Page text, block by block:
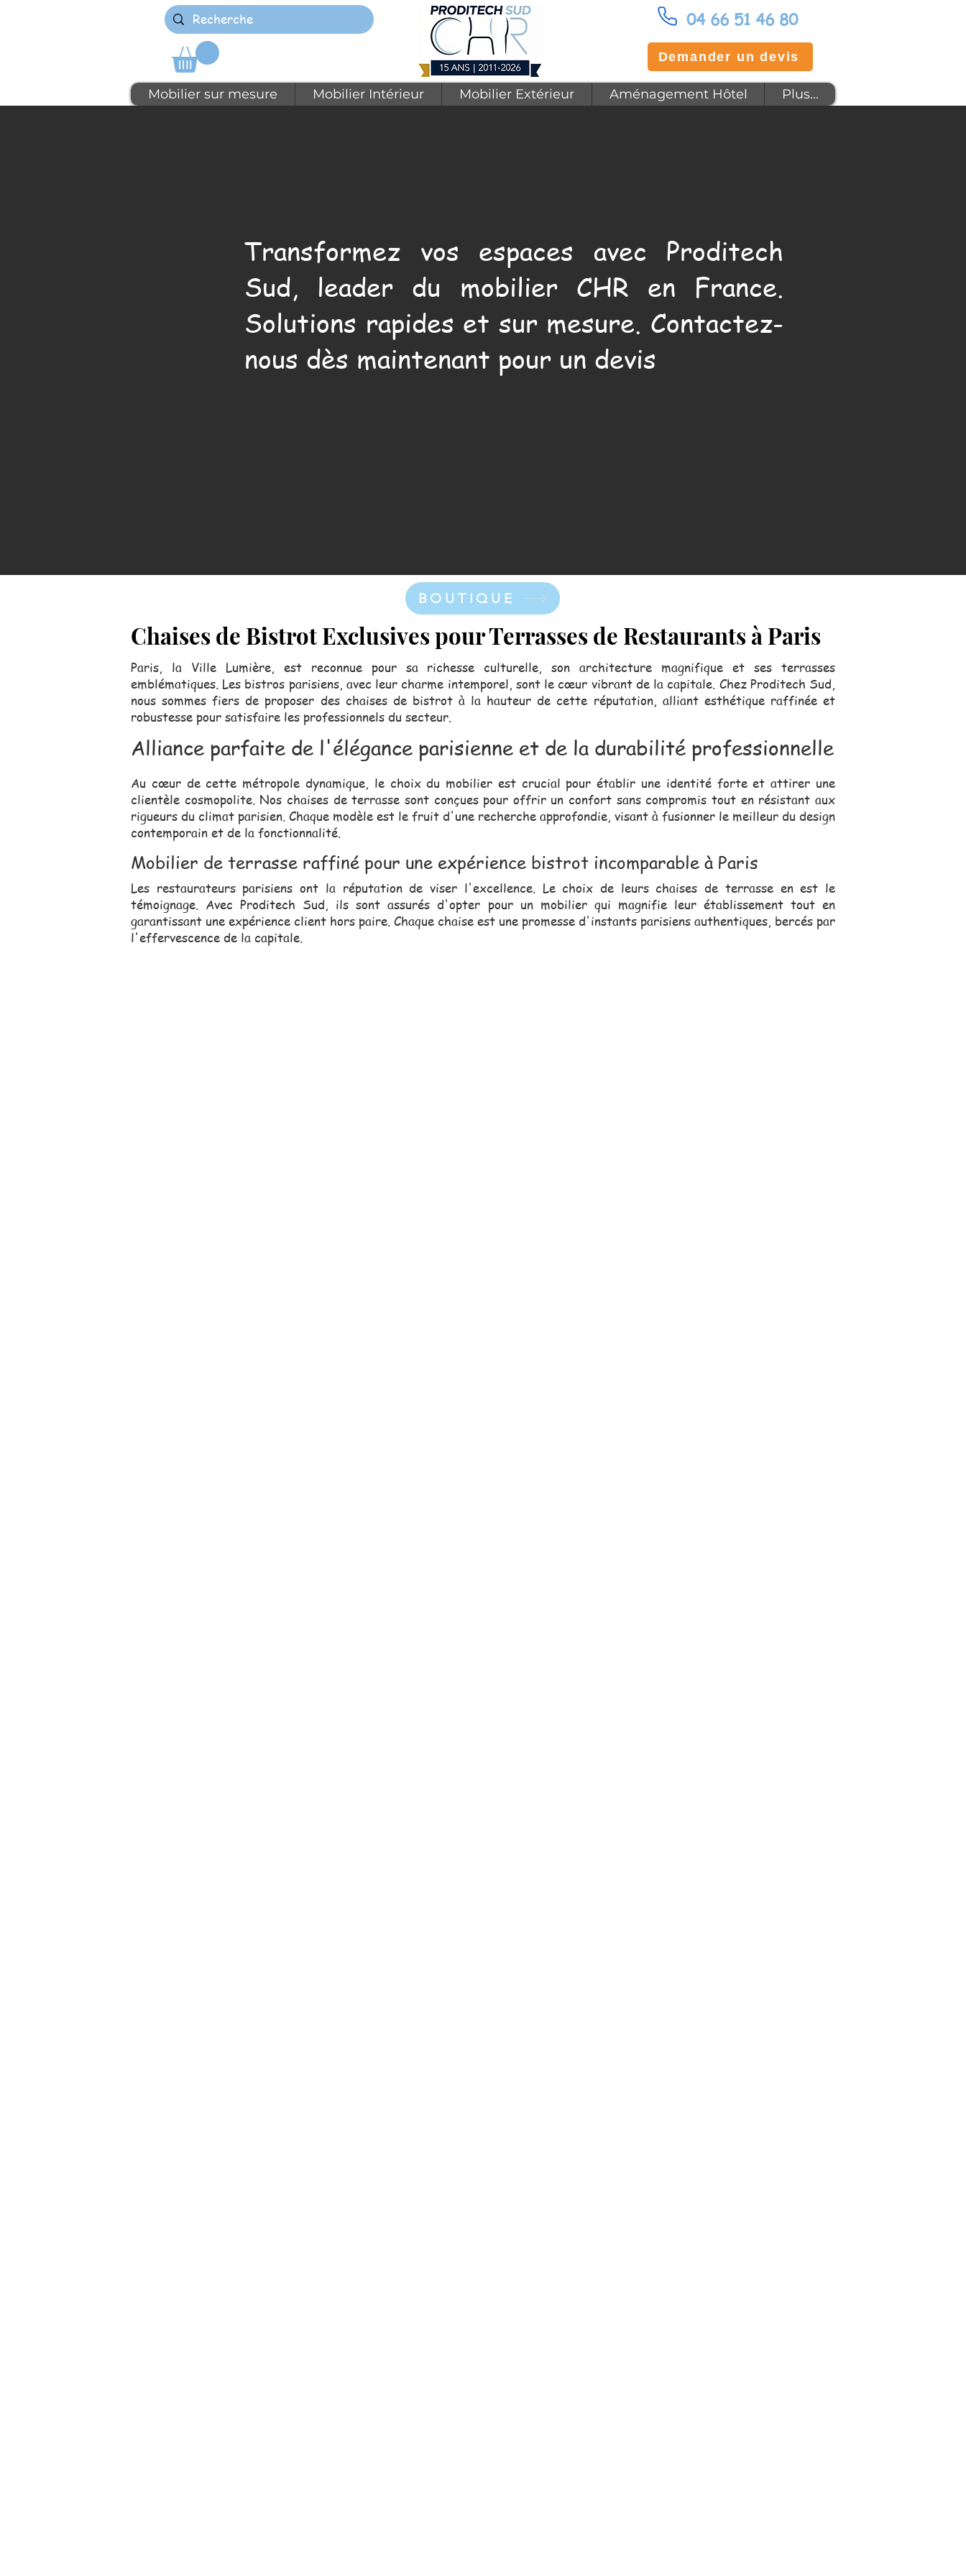
04 66 51 46 80
Demander un devis
Mobilier sur mesure Mobilier Intérieur Mobilier Extérieur Aménagement Hôtel Plus...
Transformez vos espaces avec Proditech
Sud, leader du mobilier CHR en France.
Solutions rapides et sur mesure. Contactez-
nous dès maintenant pour un devis
BOUTIQUE
Chaises de Bistrot Exclusives pour Terrasses de Restaurants à Paris
Paris, la Ville Lumière, est reconnue pour sa richesse culturelle, son architecture magnifique et ses terrasses
emblématiques. Les bistros parisiens, avec leur charme intemporel, sont le cœur vibrant de la capitale. Chez Proditech Sud,
nous sommes fiers de proposer des chaises de bistrot à la hauteur de cette réputation, alliant esthétique raffinée et
robustesse pour satisfaire les professionnels du secteur.
Alliance parfaite de l'élégance parisienne et de la durabilité professionnelle
Au cœur de cette métropole dynamique, le choix du mobilier est crucial pour établir une identité forte et attirer une
clientèle cosmopolite. Nos chaises de terrasse sont conçues pour offrir un confort sans compromis tout en résistant aux
rigueurs du climat parisien. Chaque modèle est le fruit d'une recherche approfondie, visant à fusionner le meilleur du design
contemporain et de la fonctionnalité.
Mobilier de terrasse raffiné pour une expérience bistrot incomparable à Paris
Les restaurateurs parisiens ont la réputation de viser l'excellence. Le choix de leurs chaises de terrasse en est le
témoignage. Avec Proditech Sud, ils sont assurés d'opter pour un mobilier qui magnifie leur établissement tout en
garantissant une expérience client hors paire. Chaque chaise est une promesse d'instants parisiens authentiques, bercés par
l'effervescence de la capitale.